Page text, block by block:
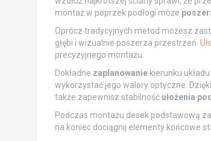
montaż w poprzek podłogi może
Oprócz tradycyjnych metod możesz
głębi i wizualnie poszerza przestrzeń.
precyzyjnego montażu.
Dokładne zaplanowaniekierunku
wykorzystać jego walory optyczne.
także zapewnisz stabilność ułożenia
Podczas montażu desek podstawową
na koniec dociągnij elementy końcowe